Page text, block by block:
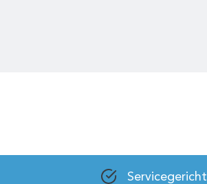
Servicegericht